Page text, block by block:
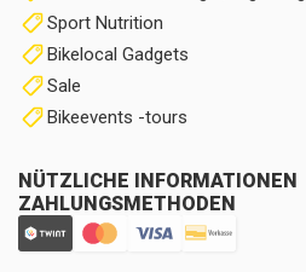
Sport Nutrition
Bikelocal Gadgets
Sale
Bikeevents -tours
NÜTZLICHE INFORMATIONEN
ZAHLUNGSMETHODEN